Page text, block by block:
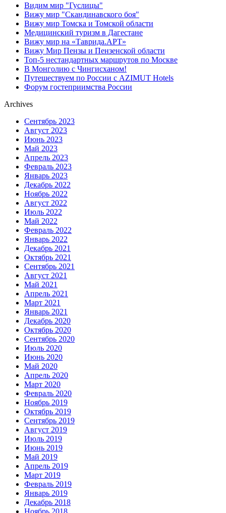
Видим мир "Гуслицы"
Вижу мир "Скандинавского боя"
Вижу мир Томска и Томской области
Медицинский туризм в Дагестане
Вижу мир на «Таврида.АРТ»
Вижу Мир Пензы и Пензенской области
Топ-5 нестандартных маршрутов по Москве
В Монголию с Чингисханом!
Путешествуем по России с AZIMUT Hotels
Форум гостеприимства России
Archives
Сентябрь 2023
Август 2023
Июнь 2023
Май 2023
Апрель 2023
Февраль 2023
Январь 2023
Декабрь 2022
Ноябрь 2022
Август 2022
Июль 2022
Май 2022
Февраль 2022
Январь 2022
Декабрь 2021
Октябрь 2021
Сентябрь 2021
Август 2021
Май 2021
Апрель 2021
Март 2021
Январь 2021
Декабрь 2020
Октябрь 2020
Сентябрь 2020
Июль 2020
Июнь 2020
Май 2020
Апрель 2020
Март 2020
Февраль 2020
Ноябрь 2019
Октябрь 2019
Сентябрь 2019
Август 2019
Июль 2019
Июнь 2019
Май 2019
Апрель 2019
Март 2019
Февраль 2019
Январь 2019
Декабрь 2018
Ноябрь 2018